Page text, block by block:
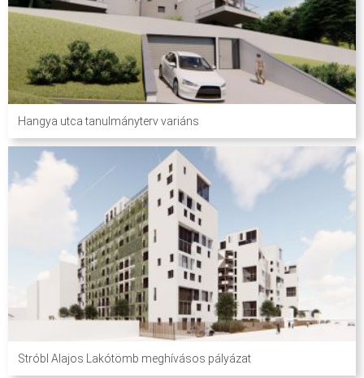
Hangya utca tanulmányterv variáns
Stróbl Alajos Lakótömb meghívásos pályázat